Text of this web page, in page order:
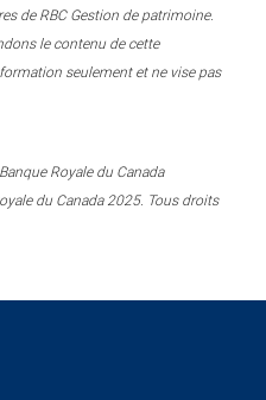
de RBC Gestion de patrimoine.
le contenu de cette
seulement et ne vise pas
Royale du Canada
du Canada 2025. Tous droits